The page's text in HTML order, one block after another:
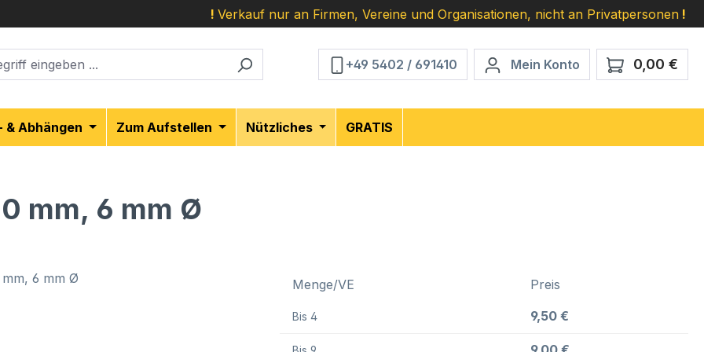
! Verkauf nur an Firmen, Vereine und Organisationen, nicht an Privatpersonen !
+49 5402 / 691410 Mein Konto 0,00 €
& Abhängen Zum Aufstellen Nützliches GRATIS
mm, 6 mm Ø
Menge/VE Preis
Bis 4 9,50 €